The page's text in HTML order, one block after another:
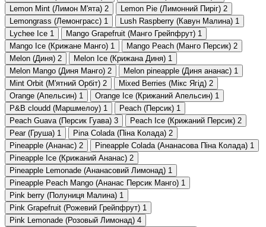
Lemon Mint (Лимон М'ята) 2 Lemon Pie (Лимонний Пиріг) 2
Lemongrass (Лемонграсс) 1 Lush Raspberry (Кавун Малина) 1
Lychee Ice 1 Mango Grapefruit (Манго Грейпфрут) 1
Mango Ice (Крижане Манго) 1 Mango Peach (Манго Персик) 2
Melon (Диня) 2 Melon Ice (Крижана Диня) 1
Melon Mango (Диня Манго) 2 Melon pineapple (Диня ананас) 1
Mint Orbit (М'ятний Орбіт) 2 Mixed Berries (Мікс Ягід) 2
Orange (Апельсин) 1 Orange Ice (Крижаний Апельсин) 1
P&B cloudd (Маршмелоу) 1 Peach (Персик) 1
Peach Guava (Персик Гуава) 3 Peach Ice (Крижаний Персик) 2
Pear (Груша) 1 Pina Colada (Піна Колада) 2
Pineapple (Ананас) 2 Pineapple Colada (Ананасова Піна Колада) 1
Pineapple Ice (Крижаний Ананас) 2
Pineapple Lemonade (Ананасовий Лимонад) 1
Pineapple Peach Mango (Ананас Персик Манго) 1
Pink berry (Полуниця Малина) 1
Pink Grapefruit (Рожевий Грейпфрут) 1
Pink Lemonade (Розовый Лимонад) 4